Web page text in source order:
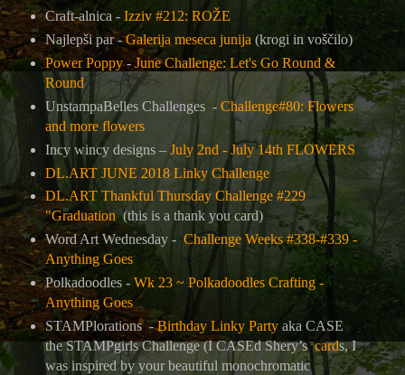
Craft-alnica - Izziv #212: ROŽE
Najlepši par -Galerija meseca junija (krogi in voščilo)
Power Poppy-June Challenge: Let's Go Round &
Round
UnstampaBelles Challenges -Challenge#80: Flowers
and more flowers
Incy wincy designs – July 2nd - July 14th FLOWERS
DL.ART JUNE 2018 Linky Challenge
DL.ART Thankful Thursday Challenge #229
"Graduation(this is a thank you card)
Word Art Wednesday - Challenge Weeks #338-#339 -
Anything Goes
Polkadoodles - Wk 23 ~ Polkadoodles Crafting -
Anything Goes
STAMPlorations -Birthday Linky Partyaka CASE
the STAMPgirls Challenge (I CASEd Shery’scards, I
was inspired by your beautiful monochromatic